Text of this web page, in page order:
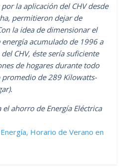
la aplicación del CHV desde
permitieron dejar de
la idea de dimensionar el
acumulado de 1996 a
CHV, éste sería suficiente
de hogares durante todo
de 289 Kilowatts-
ahorro de Energía Eléctrica
Horario de Verano en